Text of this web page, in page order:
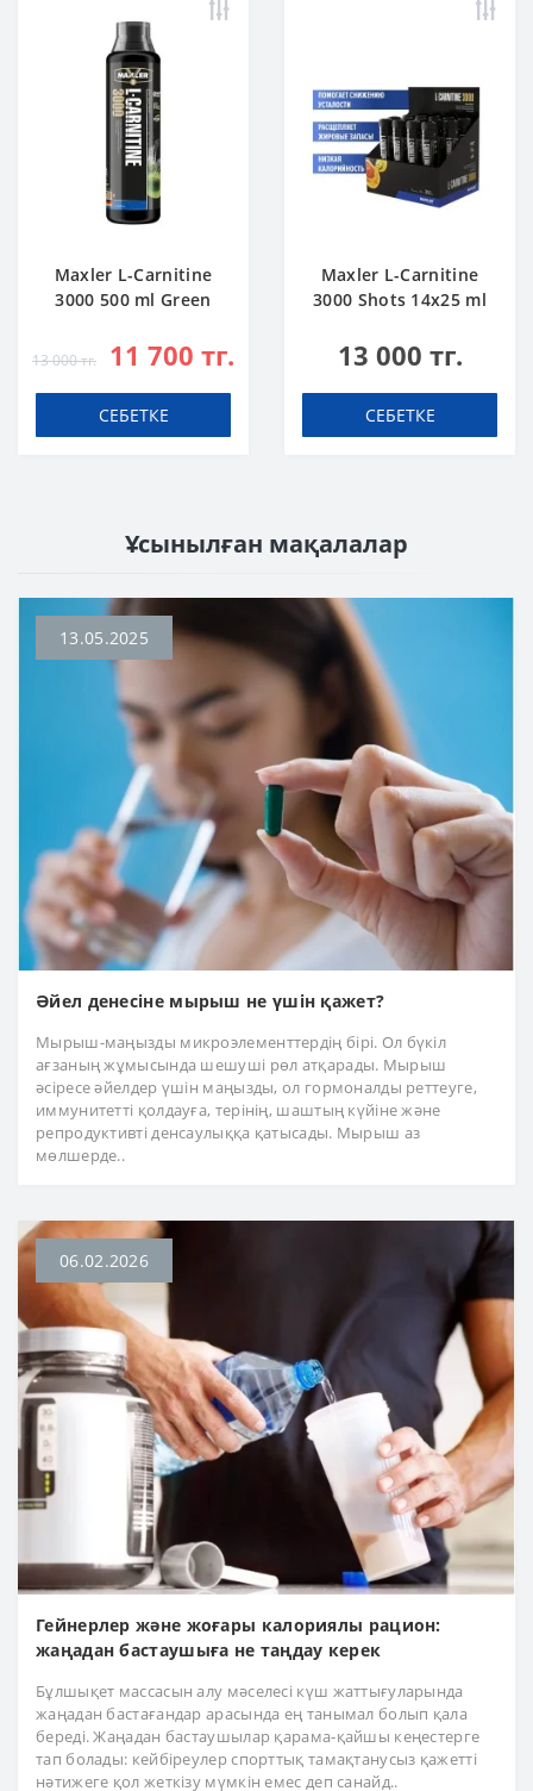
Maxler L-Carnitine
3000 500 ml Green
13 000 тг. 11 700 тг.
СЕБЕТКЕ
Maxler L-Carnitine
3000 Shots 14x25 ml
13 000 тг.
СЕБЕТКЕ
Ұсынылған мақалалар
13.05.2025
Әйел денесіне мырыш не үшін қажет?
Мырыш-маңызды микроэлементтердің бірі. Ол бүкіл
ағзаның жұмысында шешуші рөл атқарады. Мырыш
әсіресе әйелдер үшін маңызды, ол гормоналды реттеуге,
иммунитетті қолдауға, терінің, шаштың күйіне және
репродуктивті денсаулыққа қатысады. Мырыш аз
мөлшерде..
06.02.2026
Гейнерлер және жоғары калориялы рацион:
жаңадан бастаушыға не таңдау керек
Бұлшықет массасын алу мәселесі күш жаттығуларында
жаңадан бастағандар арасында ең танымал болып қала
береді. Жаңадан бастаушылар қарама-қайшы кеңестерге
тап болады: кейбіреулер спорттық тамақтанусыз қажетті
нәтижеге қол жеткізу мүмкін емес деп санайд..